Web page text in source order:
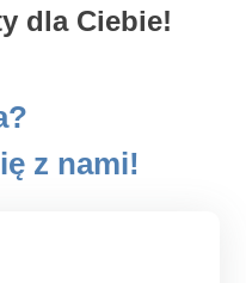
dla Ciebie!
z nami!